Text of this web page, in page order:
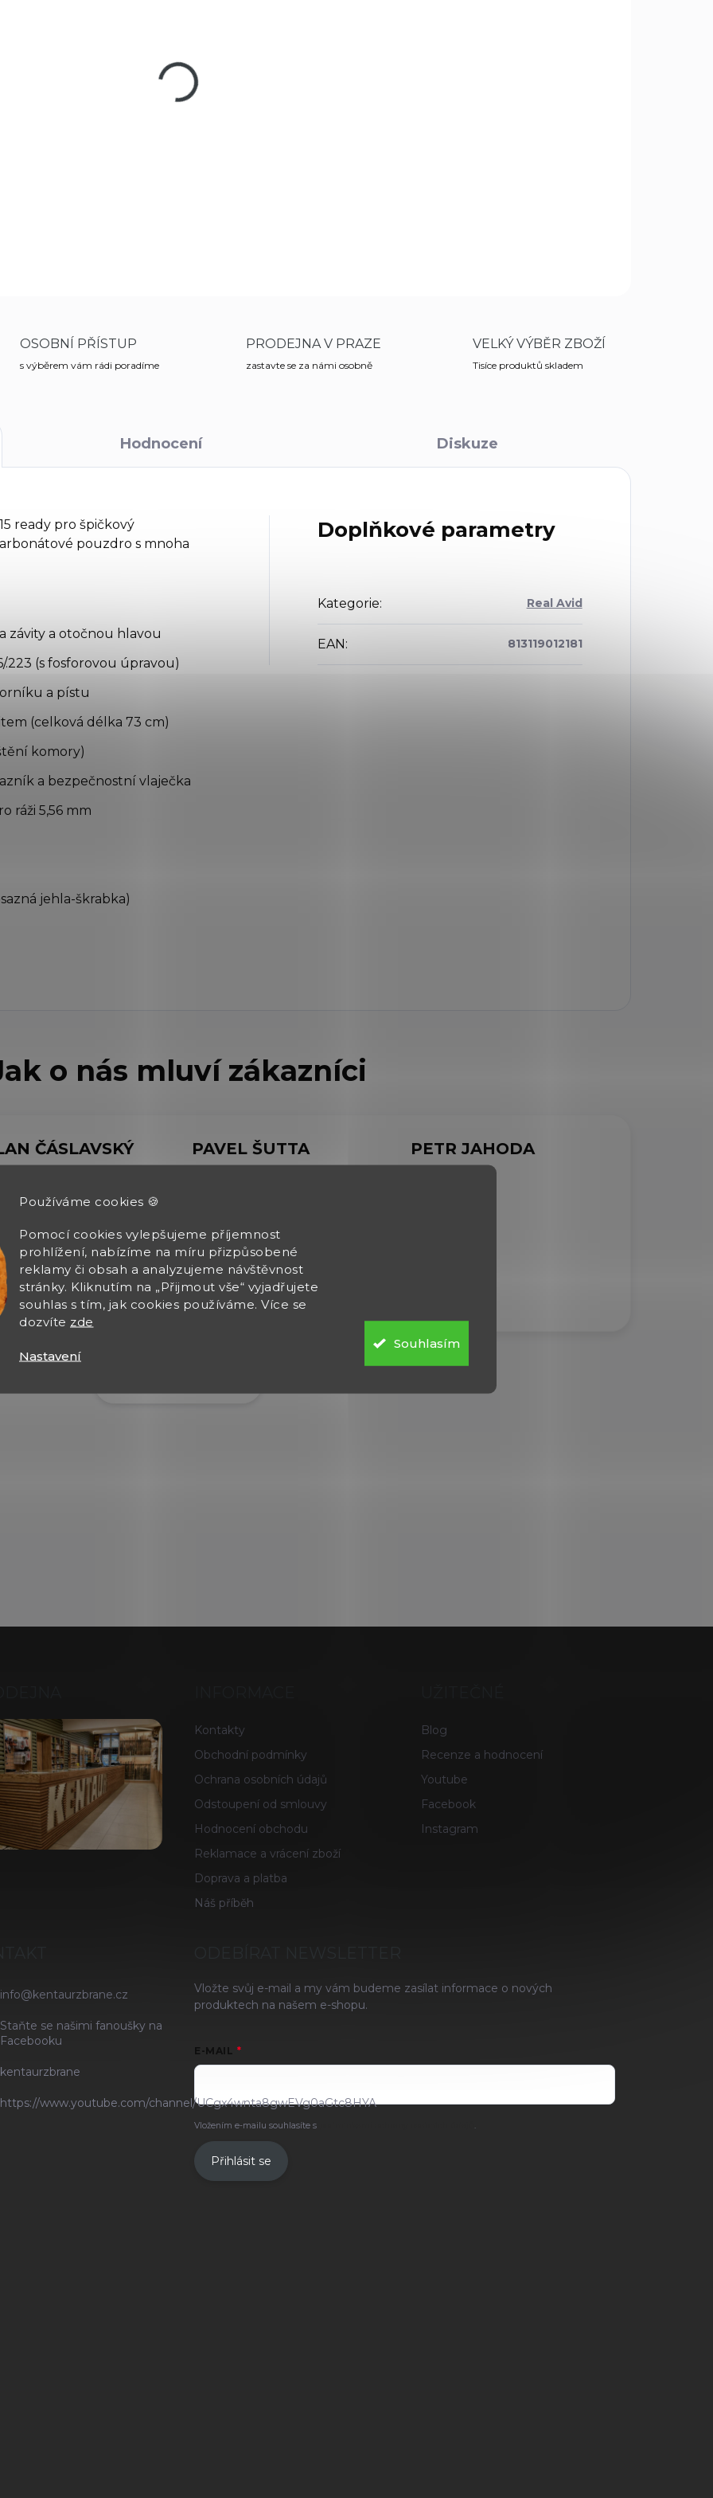
Používáme cookies 🍪
Pomocí cookies vylepšujeme příjemnost
prohlížení, nabízíme na míru přizpůsobené
reklamy či obsah a analyzujeme návštěvnost
stránky. Kliknutím na „Přijmout vše“ vyjadřujete
souhlas s tím, jak cookies používáme. Více se
dozvíte zde
Nastavení
Souhlasím
Čisticí sada Real Avid Gun Boss Pro AR15
OSOBNÍ PŘÍSTUP
s výběrem vám rádi poradíme
PRODEJNA V PRAZE
zastavte se za námi osobně
VELKÝ VÝBĚR ZBOŽÍ
Tisíce produktů skladem
Hodnocení Diskuze
ready pro špičkový
pouzdro s mnoha
závity a otočnou hlavou
.223 (s fosforovou úpravou)
a pístu
(celková délka 73 cm)
komory)
a bezpečnostní vlaječka
ráži 5,56 mm
jehla-škrabka)
Doplňkové parametry
Kategorie: Real Avid
EAN : 813119012181
ČÁSLAVSKÝ
OK,rychlé vyřízení
PAVEL ŠUTTA PETR JAHODA
Kontakty
Obchodní podmínky
Ochrana osobních údajů
Odstoupení od smlouvy
Hodnocení obchodu
Reklamace a vrácení zboží
Doprava a platba
Náš příběh
Blog
Recenze a hodnocení
Youtube
Facebook
Instagram
info@kentaurzbrane.cz
Staňte se našimi fanoušky na
Facebooku
kentaurzbrane
https://www.youtube.com/channel/UCgx4wnta8gwEVg0aGtc8HYA
Vložte svůj e-mail a my vám budeme zasílat informace o nových
produktech na našem e-shopu.
E-MAIL
Vložením e-mailu souhlasíte s .
Přihlásit se